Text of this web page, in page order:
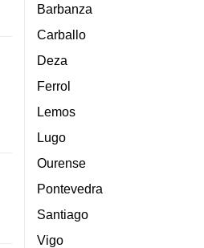
Barbanza
Carballo
Deza
Ferrol
Lemos
Lugo
Ourense
Pontevedra
Santiago
Vigo